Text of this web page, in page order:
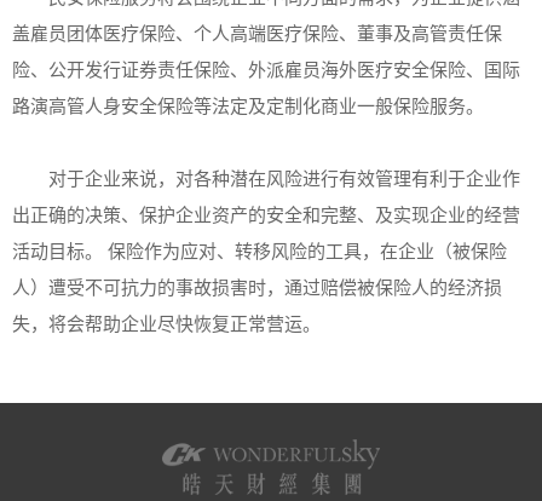
盖雇员团体医疗保险、个人高端医疗保险、董事及高管责任保
险、公开发行证券责任保险、外派雇员海外医疗安全保险、国际
路演高管人身安全保险等法定及定制化商业一般保险服务。
对于企业来说，对各种潜在风险进行有效管理有利于企业作
出正确的决策、保护企业资产的安全和完整、及实现企业的经营
活动目标。 保险作为应对、转移风险的工具，在企业（被保险
人）遭受不可抗力的事故损害时，通过赔偿被保险人的经济损
失，将会帮助企业尽快恢复正常营运。